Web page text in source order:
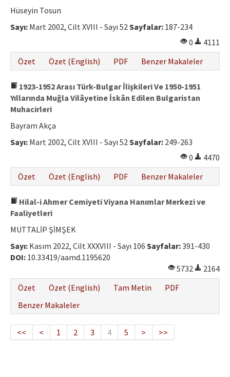
Hüseyin Tosun
Sayı: Mart 2002, Cilt XVIII - Sayı 52Sayfalar: 187-234
0
4111
Özet
Özet (English) PDF Benzer Makaleler
1923-1952 Arası Türk-Bulgar İlişkileri Ve 1950-1951
Yıllarında Muğla Vilâyetine İskân Edilen Bulgaristan
Muhacirleri
Bayram Akça
Sayı: Mart 2002, Cilt XVIII - Sayı 52Sayfalar: 249-263
0
4470
Özet
Özet (English) PDF Benzer Makaleler
Hilal-i Ahmer Cemiyeti Viyana Hanımlar Merkezi ve
Faaliyetleri
MUTTALİP ŞİMŞEK
Sayı: Kasım 2022, Cilt XXXVIII - Sayı 106 Sayfalar:391-430
DOI: 10.33419/aamd.1195620
5732
2164
Özet
Özet (English) Tam Metin
PDF
Benzer Makaleler
<< < 1 2 3 4 5 > >>